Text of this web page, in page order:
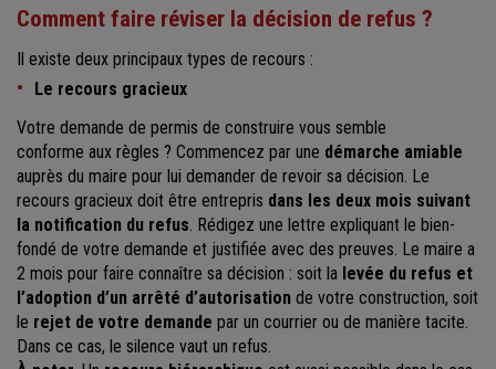
Comment faire réviser la décision de refus ?
Il existe deux principaux types de recours :
Le recours gracieux
Votre demande de permis de construire vous semble
conforme aux règles ? Commencez par une démarche amiable
auprès du maire pour lui demander de revoir sa décision. Le
recours gracieux doit être entrepris dans les deux mois suivant
la notification du refus. Rédigez une lettre expliquant le bien-
fondé de votre demande et justifiée avec des preuves. Le maire a
2 mois pour faire connaître sa décision : soit la levée du refus et
l’adoption d’un arrêté d’autorisation de votre construction, soit
le rejet de votre demande par un courrier ou de manière tacite.
Dans ce cas, le silence vaut un refus.